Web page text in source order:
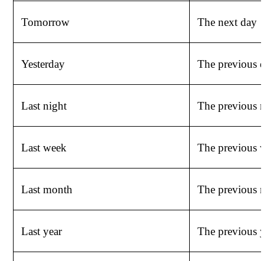
Tomorrow The next day
Yesterday The previous
Last night The previous
Last week The previous
Last month The previous
Last year The previous